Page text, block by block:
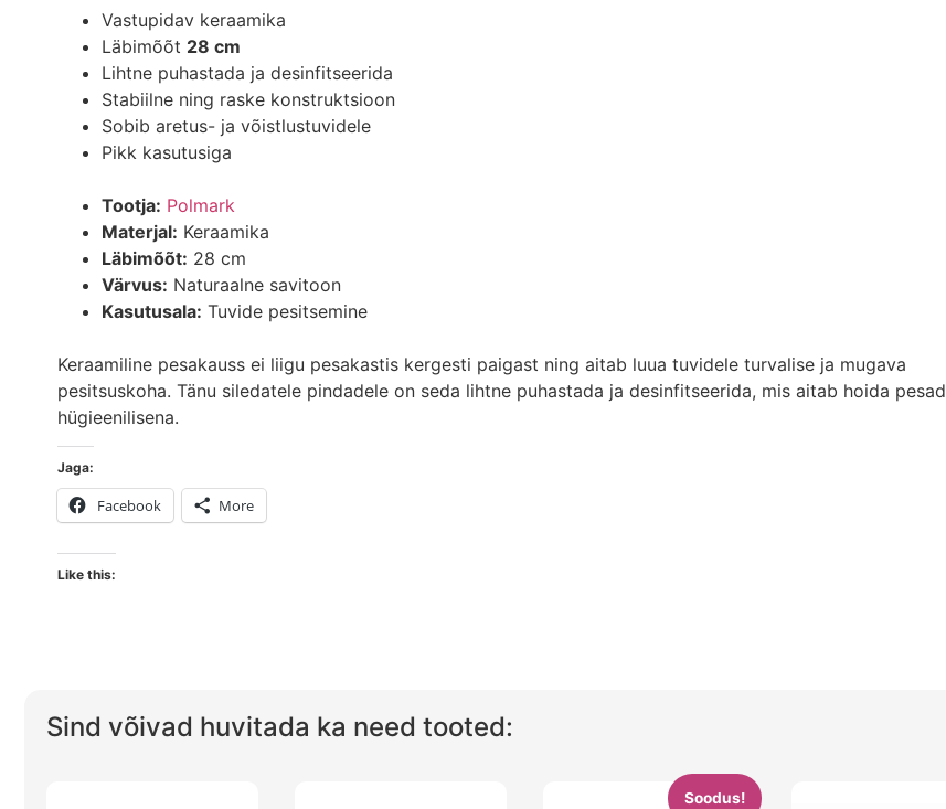
Vastupidav keraamika
Läbimõõt 28 cm
Lihtne puhastada ja desinfitseerida
Stabiilne ning raske konstruktsioon
Sobib aretus- ja võistlustuvidele
Pikk kasutusiga
Tootja: Polmark
Materjal: Keraamika
Läbimõõt: 28 cm
Värvus: Naturaalne savitoon
Kasutusala: Tuvide pesitsemine
Keraamiline pesakauss ei liigu pesakastis kergesti paigast ning aitab luua tuvidele turvalise ja mugava
pesitsuskoha. Tänu siledatele pindadele on seda lihtne puhastada ja desinfitseerida, mis aitab hoida pesad
hügieenilisena.
Jaga:
Facebook More
Like this:
Sind võivad huvitada ka need tooted:
Soodus!